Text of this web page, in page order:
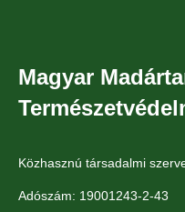
Magyar
Közhasznú társadalmi
Adószám: 19001243-2-43